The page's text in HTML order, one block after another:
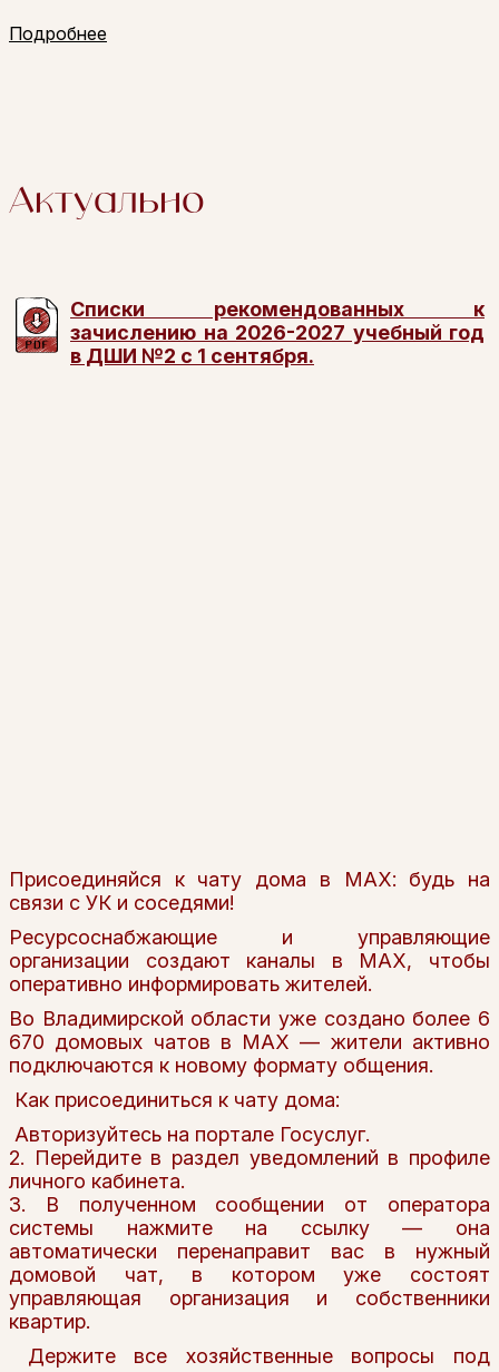
Подробнее
Актуально
Списки рекомендованных к
зачислению на 2026-2027 учебный год
в ДШИ №2 с 1 сентября.
Присоединяйся к чату дома в МАХ: будь на
связи с УК и соседями!
Ресурсоснабжающие и управляющие
организации создают каналы в МАХ, чтобы
оперативно информировать жителей.
Во Владимирской области уже создано более 6
670 домовых чатов в МАХ — жители активно
подключаются к новому формату общения.
Как присоединиться к чату дома:
Авторизуйтесь на портале Госуслуг.
2. Перейдите в раздел уведомлений в профиле
личного кабинета.
3. В полученном сообщении от оператора
системы нажмите на ссылку — она
автоматически перенаправит вас в нужный
домовой чат, в котором уже состоят
управляющая организация и собственники
квартир.
Держите все хозяйственные вопросы под